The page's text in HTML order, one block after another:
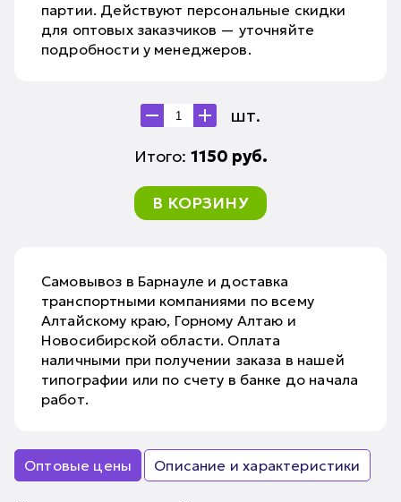
партии. Действуют персональные скидки
для оптовых заказчиков — уточняйте
подробности у менеджеров.
шт.
Итого: 1150 руб.
В КОРЗИНУ
Самовывоз в Барнауле и доставка
транспортными компаниями по всему
Алтайскому краю, Горному Алтаю и
Новосибирской области. Оплата
наличными при получении заказа в нашей
типографии или по счету в банке до начала
работ.
Оптовые цены Описание и характеристики